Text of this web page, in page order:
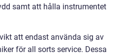
samt att hålla instrumentet
att endast använda sig av
för all sorts service. Dessa